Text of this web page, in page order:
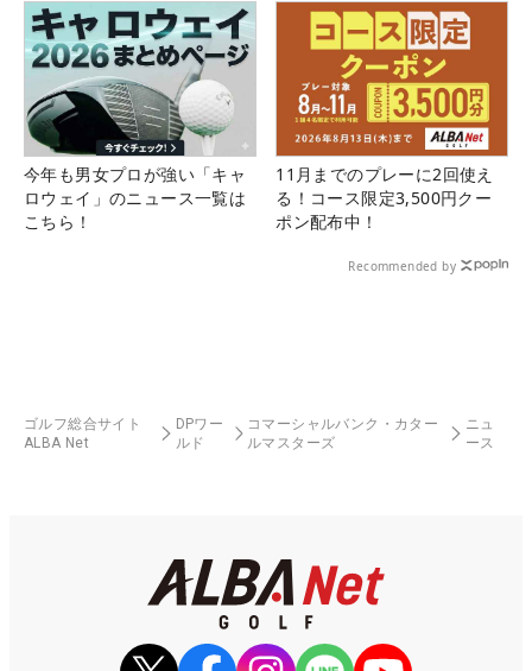
今年も男女プロが強い「キャ
ロウェイ」のニュース一覧は
こちら！
11月までのプレーに2回使え
る！コース限定3,500円クー
ポン配布中！
Recommended by
ゴルフ総合サイト
ALBA Net
DPワー
ルド
コマーシャルバンク・カター
ルマスターズ
ニュ
ース